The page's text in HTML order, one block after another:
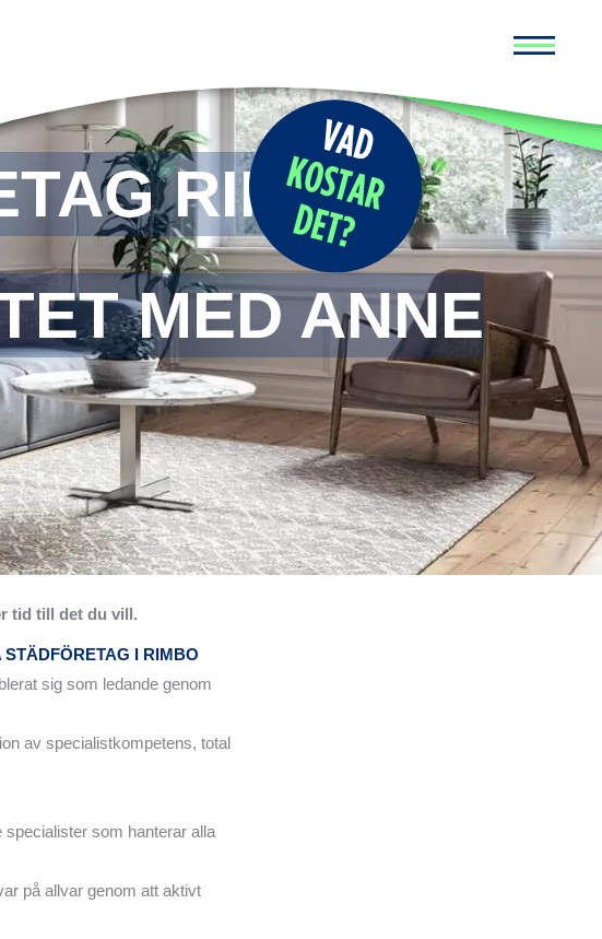
RIMBO
MED ANNE
tid till det du vill.
I RIMBO
sig som ledande genom
av specialistkompetens, total
specialister som hanterar alla
på allvar genom att aktivt